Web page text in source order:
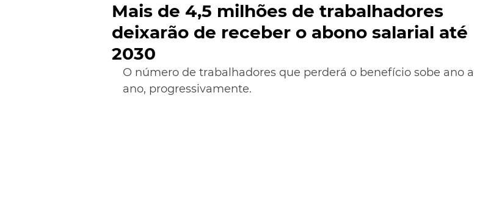
Mais de 4,5 milhões de trabalhadores
deixarão de receber o abono salarial até
2030
O número de trabalhadores que perderá o benefício sobe ano a
ano, progressivamente.